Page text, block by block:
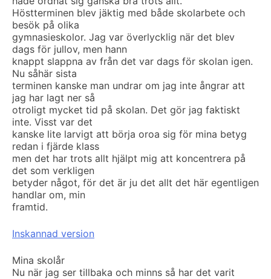
Höstterminen blev jäktig med både skolarbete och
besök på olika
gymnasieskolor. Jag var överlycklig när det blev
dags för jullov, men hann
knappt slappna av från det var dags för skolan igen.
Nu såhär sista
terminen kanske man undrar om jag inte ångrar att
jag har lagt ner så
otroligt mycket tid på skolan. Det gör jag faktiskt
inte. Visst var det
kanske lite larvigt att börja oroa sig för mina betyg
redan i fjärde klass
men det har trots allt hjälpt mig att koncentrera på
det som verkligen
betyder något, för det är ju det allt det här egentligen
handlar om, min
framtid.
Inskannad version
Mina skolår
Nu när jag ser tillbaka och minns så har det varit